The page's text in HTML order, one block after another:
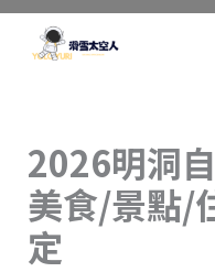
跳
2026明洞
美食/景點/
定